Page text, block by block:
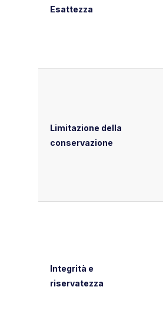
Esattezza
Limitazione della
conservazione
Integrità e
riservatezza